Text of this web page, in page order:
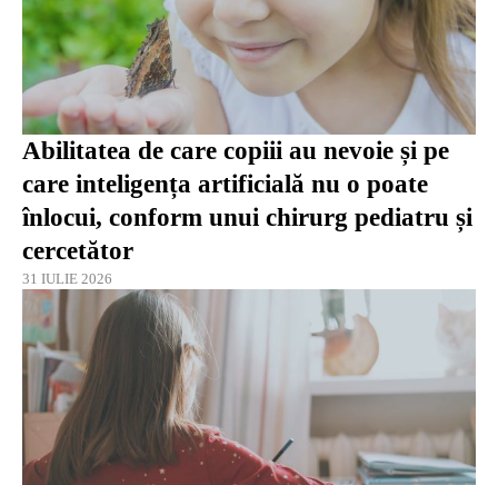
Abilitatea de care copiii au nevoie și pe
care inteligența artificială nu o poate
înlocui, conform unui chirurg pediatru și
cercetător
31 IULIE 2026